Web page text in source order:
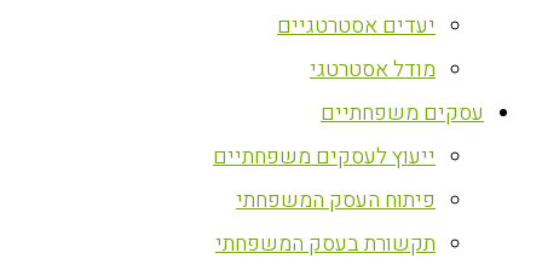
יעדים אסטרטגיים
מודל אסטרטגי
עסקים משפחתיים
ייעוץ לעסקים משפחתיים
פיתוח העסק המשפחתי
תקשורת בעסק המשפחתי